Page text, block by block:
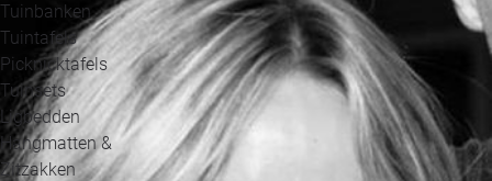
Tuinbanken
Tuintafels
Picknicktafels
Tuinsets
Ligbedden
Hangmatten &
Zitzakken